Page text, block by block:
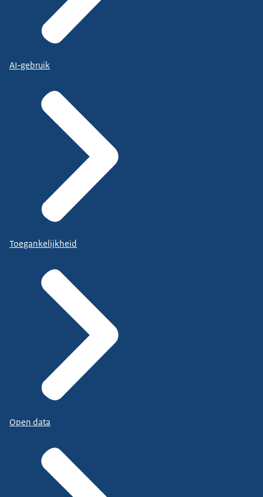
AI-gebruik
Toegankelijkheid
Open data